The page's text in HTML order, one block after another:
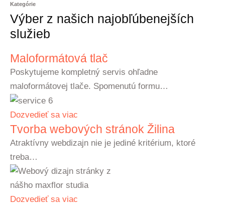
Kategórie
Výber z našich najobľúbenejších
služieb
Maloformátová tlač
Poskytujeme kompletný servis ohľadne
maloformátovej tlače. Spomenutú formu…
Dozvedieť sa viac
Tvorba webových stránok Žilina
Atraktívny webdizajn nie je jediné kritérium, ktoré
treba…
Dozvedieť sa viac